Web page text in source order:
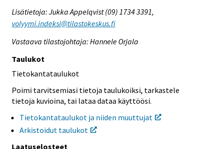
Lisätietoja: Jukka Appelqvist (09) 1734 3391,
volyymi.indeksi@tilastokeskus.fi
Vastaava tilastojohtaja: Hannele Orjala
Taulukot
Tietokantataulukot
Poimi tarvitsemiasi tietoja taulukoiksi, tarkastele
tietoja kuvioina, tai lataa dataa käyttöösi.
Tietokantataulukot ja niiden muuttujat
Arkistoidut taulukot
Laatuselosteet